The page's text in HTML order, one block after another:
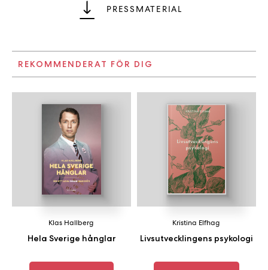
PRESSMATERIAL
REKOMMENDERAT FÖR DIG
Hela Sverige hånglar
Klas Hallberg
Livsutvecklingens psykologi
Kristina Elfhag